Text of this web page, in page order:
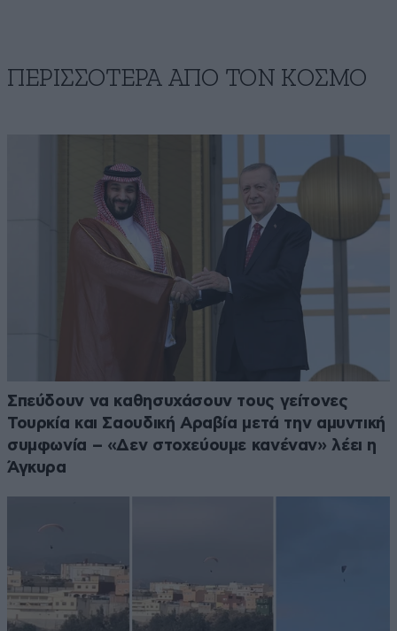
ΠΕΡΙΣΣΟΤΕΡΑ ΑΠΟ ΤΟΝ ΚΟΣΜΟ
Σπεύδουν να καθησυχάσουν τους γείτονες
Τουρκία και Σαουδική Αραβία μετά την αμυντική
συμφωνία – «Δεν στοχεύουμε κανέναν» λέει η
Άγκυρα